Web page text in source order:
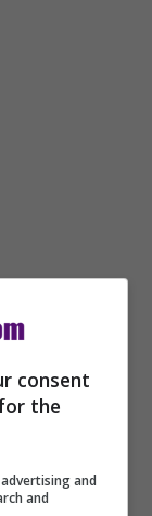
di
che
sera.
consent
the
and
and